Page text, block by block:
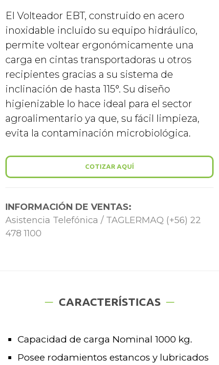
El Volteador EBT, construido en acero
inoxidable incluido su equipo hidráulico,
permite voltear ergonómicamente una
carga en cintas transportadoras u otros
recipientes gracias a su sistema de
inclinación de hasta 115°. Su diseño
higienizable lo hace ideal para el sector
agroalimentario ya que, su fácil limpieza,
evita la contaminación microbiológica.
COTIZAR AQUÍ
INFORMACIÓN DE VENTAS:
Asistencia Telefónica / TAGLERMAQ (+56) 22
478 1100
CARACTERÍSTICAS
Capacidad de carga Nominal 1000 kg.
Posee rodamientos estancos y lubricados